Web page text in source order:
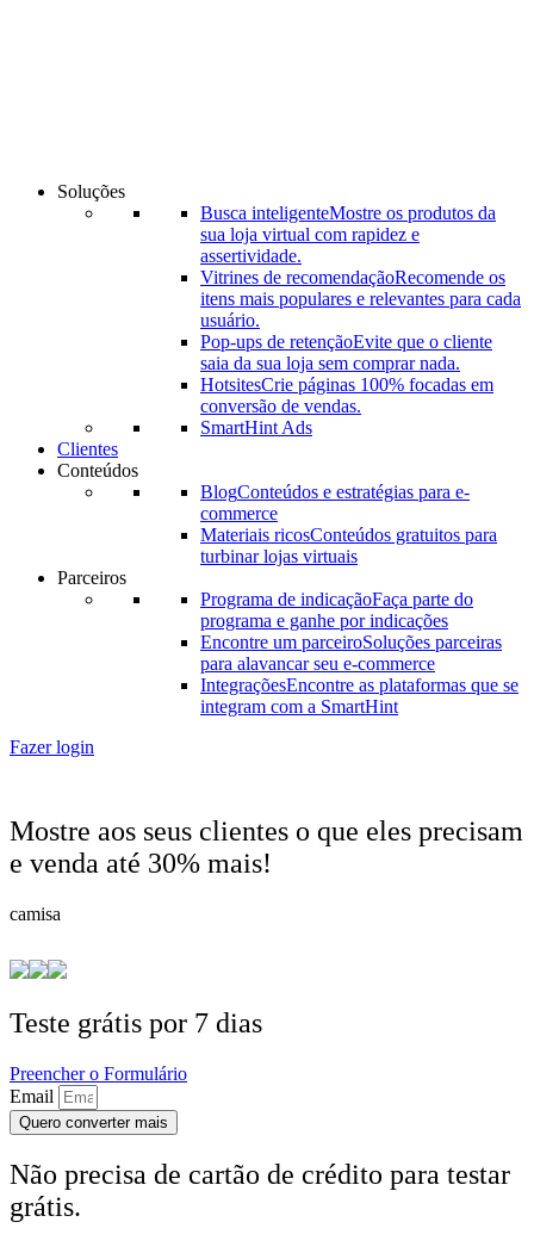
Soluções
Busca inteligenteMostre os produtos da
sua loja virtual com rapidez e
assertividade.
Vitrines de recomendaçãoRecomende os
itens mais populares e relevantes para cada
usuário.
Pop-ups de retençãoEvite que o cliente
saia da sua loja sem comprar nada.
HotsitesCrie páginas 100% focadas em
conversão de vendas.
SmartHint Ads
Clientes
Conteúdos
BlogConteúdos e estratégias para e-
commerce
Materiais ricosConteúdos gratuitos para
turbinar lojas virtuais
Parceiros
Programa de indicaçãoFaça parte do
programa e ganhe por indicações
Encontre um parceiroSoluções parceiras
para alavancar seu e-commerce
IntegraçõesEncontre as plataformas que se
integram com a SmartHint
Fazer login
Mostre aos seus clientes o que eles precisam
e venda até 30% mais!
camisa
Teste grátis por 7 dias
Preencher o Formulário
Email
Quero converter mais
Não precisa de cartão de crédito para testar
grátis.